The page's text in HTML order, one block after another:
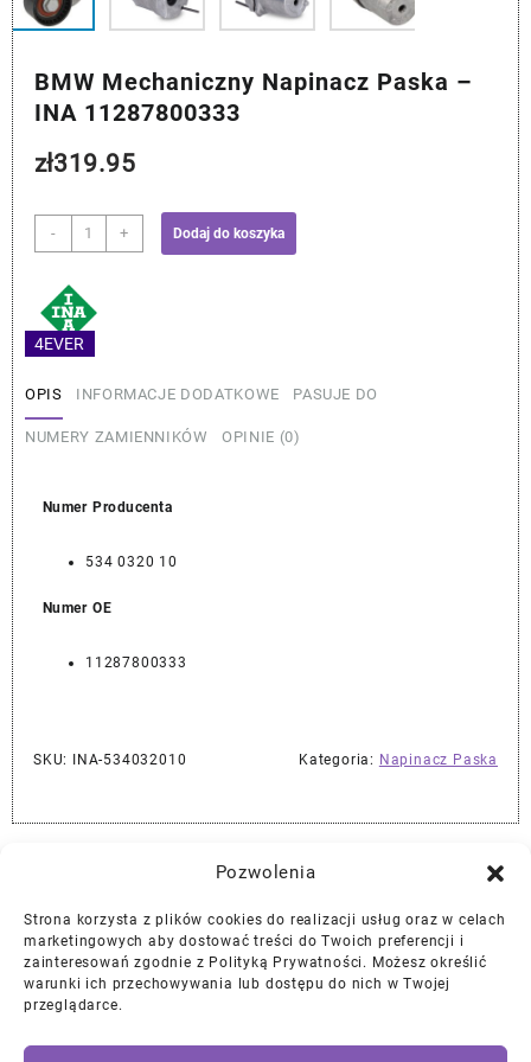
Pozwolenia
Strona korzysta z plików cookies do realizacji usług oraz w celach
marketingowych aby dostować treści do Twoich preferencji i
zainteresowań zgodnie z Polityką Prywatności. Możesz określić
warunki ich przechowywania lub dostępu do nich w Twojej
przeglądarce.
4EVER
BMW Mechaniczny Napinacz Paska –
INA 11287800333
zł319.95
-
ilość
BMW
Napinacz
Paska
-
11287800333
+ Dodaj do koszyka
OPIS INFORMACJE DODATKOWE PASUJE DO
NUMERY ZAMIENNIKÓW OPINIE (0)
Numer Producenta
534 0320 10
Numer OE
11287800333
SKU: INA-534032010 Kategoria: Napinacz Paska
Najlepszej Jakości Części Samochodowe z Gwarancją Dożywotnią!*
Gwarancja i Zwroty
Polityka Prywatności